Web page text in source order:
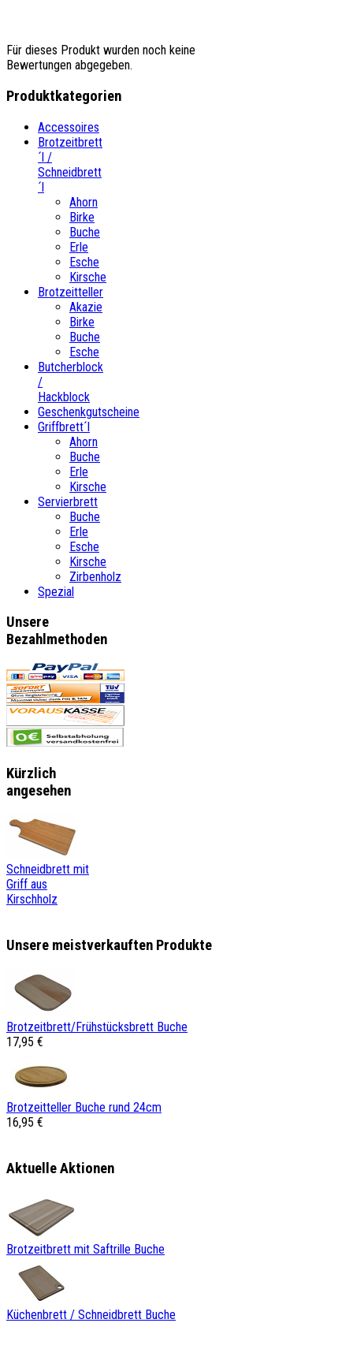
Für dieses Produkt wurden noch keine
Bewertungen abgegeben.
Produktkategorien
Accessoires
Brotzeitbrett
´l /
Schneidbrett
´l
Ahorn
Birke
Buche
Erle
Esche
Kirsche
Brotzeitteller
Akazie
Birke
Buche
Esche
Butcherblock
/
Hackblock
Geschenkgutscheine
Griffbrett´l
Ahorn
Buche
Erle
Kirsche
Servierbrett
Buche
Erle
Esche
Kirsche
Zirbenholz
Spezial
Unsere
Bezahlmethoden
Kürzlich
angesehen
Schneidbrett mit
Griff aus
Kirschholz
Unsere meistverkauften Produkte
Brotzeitbrett/Frühstücksbrett Buche
17,95 €
Brotzeitteller Buche rund 24cm
16,95 €
Aktuelle Aktionen
Brotzeitbrett mit Saftrille Buche
Küchenbrett / Schneidbrett Buche